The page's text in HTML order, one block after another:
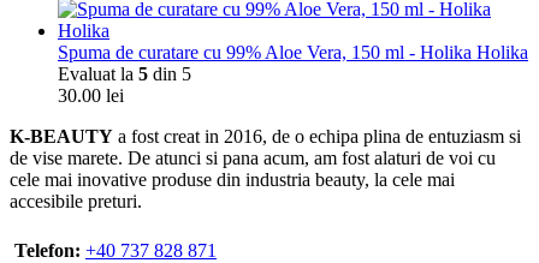
Spuma de curatare cu 99% Aloe Vera, 150 ml - Holika Holika
Evaluat la 5 din 5
30.00 lei
K-BEAUTY a fost creat in 2016, de o echipa plina de entuziasm si
de vise marete. De atunci si pana acum, am fost alaturi de voi cu
cele mai inovative produse din industria beauty, la cele mai
accesibile preturi.
Telefon: +40 737 828 871